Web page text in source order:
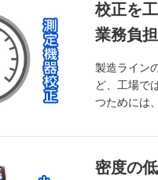
校正を
業務負
製造ライン
ど、工場で
つためには
密度の